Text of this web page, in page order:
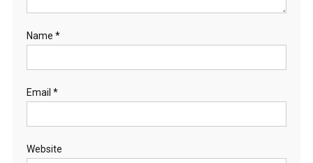
Name *
Email *
Website